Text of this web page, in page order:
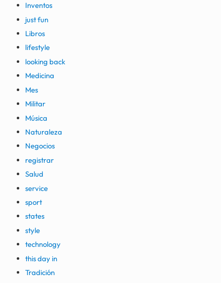
Inventos
just fun
Libros
lifestyle
looking back
Medicina
Mes
Militar
Música
Naturaleza
Negocios
registrar
Salud
service
sport
states
style
technology
this day in
Tradición